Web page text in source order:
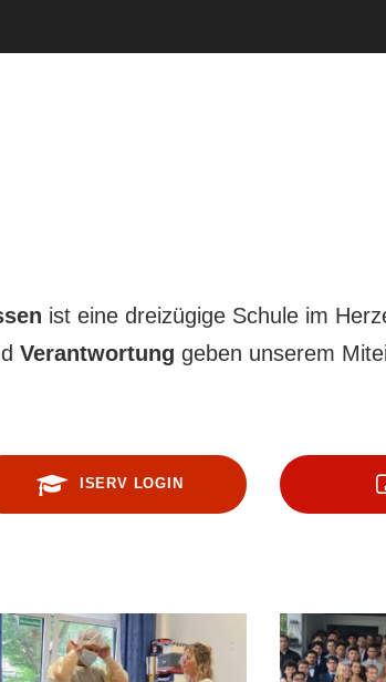
ist eine dreizügige Schule im
Verantwortung geben unserem
ISERV LOGIN